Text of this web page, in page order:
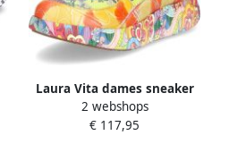
Laura Vita dames sneaker
geel
2 webshops
€ 117,95